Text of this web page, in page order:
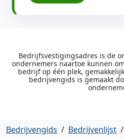
Bedrijfsvestigingsadres is de
ondernemers naartoe kunnen
bedrijf op één plek,
bedrijvengids is gemaakt
Bedrijvengids / Bedrijvenlijst /